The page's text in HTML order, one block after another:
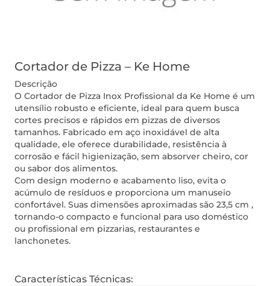
Cortador de Pizza – Ke Home
Descrição
O Cortador de Pizza Inox Profissional da Ke Home é um
utensílio robusto e eficiente, ideal para quem busca
cortes precisos e rápidos em pizzas de diversos
tamanhos. Fabricado em aço inoxidável de alta
qualidade, ele oferece durabilidade, resistência à
corrosão e fácil higienização, sem absorver cheiro, cor
ou sabor dos alimentos.
Com design moderno e acabamento liso, evita o
acúmulo de resíduos e proporciona um manuseio
confortável. Suas dimensões aproximadas são 23,5 cm ,
tornando-o compacto e funcional para uso doméstico
ou profissional em pizzarias, restaurantes e
lanchonetes.
Características Técnicas: